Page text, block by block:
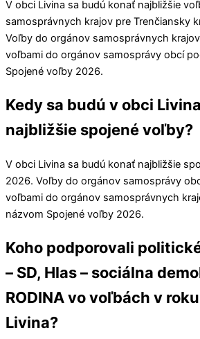
V obci Livina sa budú konať najbližšie
samosprávnych krajov pre Trenčiansky
Voľby do orgánov samosprávnych
voľbami do orgánov samosprávy obcí
Spojené voľby 2026.
Kedy sa budú v obci
najbližšie spojené voľby?
V obci Livina sa budú konať najbližšie
2026. Voľby do orgánov samosprávy
voľbami do orgánov samosprávnych
názvom Spojené voľby 2026.
Koho podporovali
– SD, Hlas – sociálna
RODINA vo voľbách v
Livina?